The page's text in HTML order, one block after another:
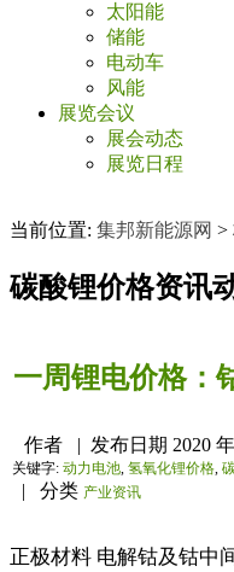
太阳能
储能
电动车
风能
展览会议
展会动态
展览日程
当前位置: 集邦新能源网 >
碳酸锂价格资讯
一周锂电价格：
作者 | 发布日期 2020
关键字: 动力电池, 氢氧化锂价格,
| 分类 产业资讯
正极材料 电解钴及钴中